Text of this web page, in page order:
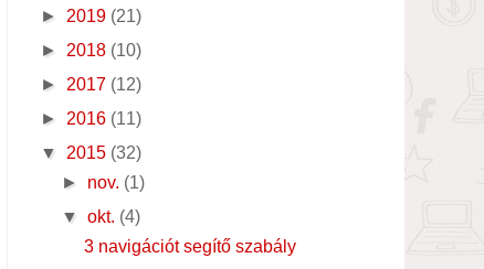
► 2019 (21)
► 2018 (10)
► 2017 (12)
► 2016 (11)
▼ 2015 (32)
► nov. (1)
▼okt. (4)
3 navigációt segítő szabály